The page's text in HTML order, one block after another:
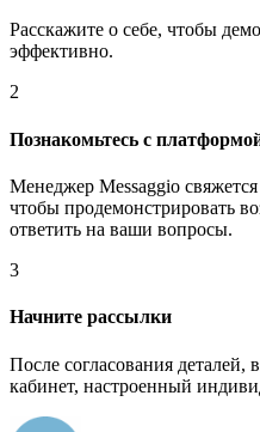
Расскажите о себе, чтобы
эффективно.
2
Познакомьтесь с
Менеджер Messaggio
чтобы продемонстрировать
ответить на ваши вопросы.
3
Начните рассылки
После согласования
кабинет, настроенный